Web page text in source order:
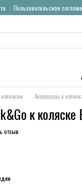
Пользовательское
Аксессуары к
к
отзыв